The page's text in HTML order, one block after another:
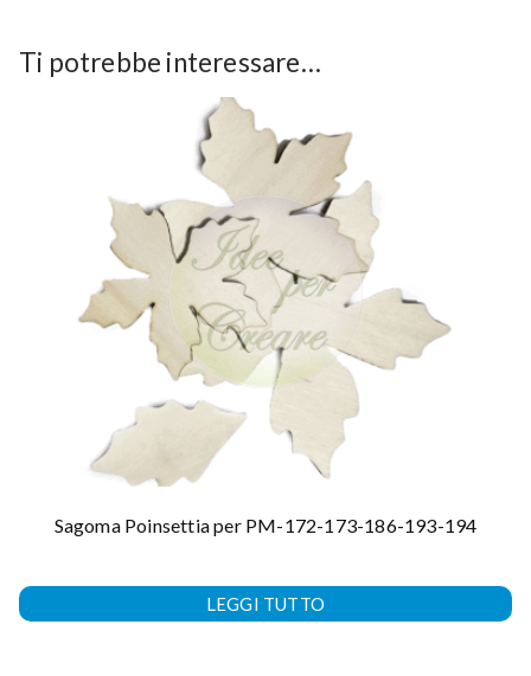
Ti potrebbe interessare…
Sagoma Poinsettia per PM-172-173-186-193-194
LEGGI TUTTO